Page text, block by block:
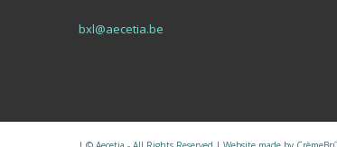
bxl@aecetia.be